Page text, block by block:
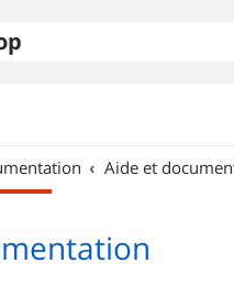
Aide et